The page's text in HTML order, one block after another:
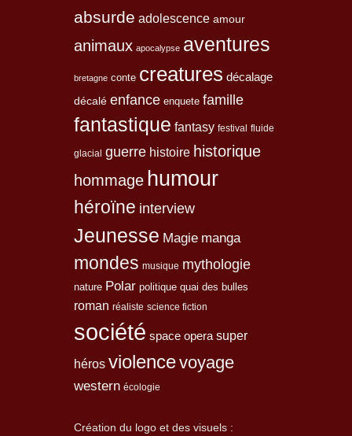
absurde adolescence amour
animaux apocalypse aventures
bretagne conte creatures décalage
décalé enfance enquete famille
fantastique fantasy festival fluide
glacial guerre histoire historique
hommage humour
héroïne interview
Jeunesse Magie manga
mondes musique mythologie
nature Polar politique quai des bulles
roman réaliste science fiction
société space opera super
héros violencevoyage
western écologie
Création du logo et des visuels :